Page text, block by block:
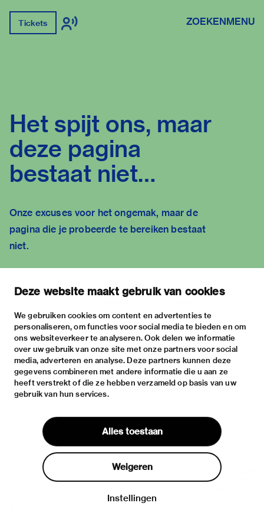
Deze website maakt gebruik van cookies
We gebruiken cookies om content en advertenties te
personaliseren, om functies voor social media te bieden en om
ons websiteverkeer te analyseren. Ook delen we informatie
over uw gebruik van onze site met onze partners voor social
media, adverteren en analyse. Deze partners kunnen deze
gegevens combineren met andere informatie die u aan ze
heeft verstrekt of die ze hebben verzameld op basis van uw
gebruik van hun services.
Alles toestaan
Weigeren
Instellingen
Tickets ZOEKENMENU
Het spijt ons, maar
deze pagina
bestaat niet…
Onze excuses voor het ongemak, maar de
pagina die je probeerde te bereiken bestaat
niet.
Als je zeker bent dat het webadres correct is,
contact op metSitebeheerder.
Bedankt.